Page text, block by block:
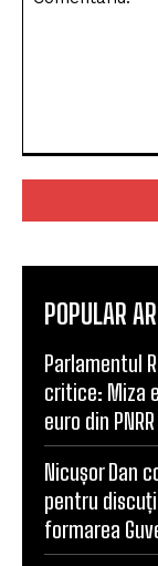
POPULAR
Parlamentul
critice: Miza
euro din PNRR
Nicușor Dan
pentru
formarea